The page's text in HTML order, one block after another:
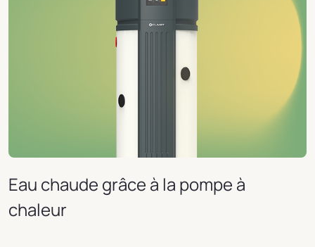
Eau chaude grâce à la pompe à
chaleur